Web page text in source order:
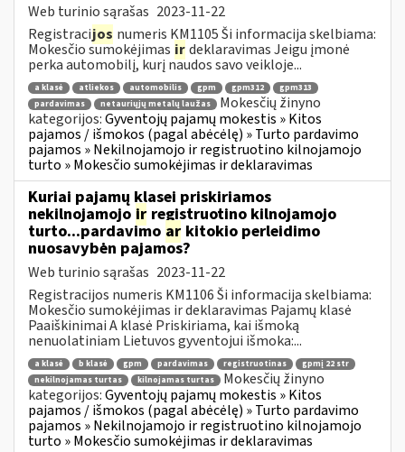
Web turinio sąrašas 2023-11-22
Registracijos numeris KM1105 Ši informacija skelbiama:
Mokesčio sumokėjimas irdeklaravimas Jeigu įmonė
perka automobilį, kurį naudos savo veikloje...
a klasė atliekos automobilis gpm gpm312
gpm313
pardavimas
netauriųjų metalų laužas
Mokesčių žinyno
kategorijos:Gyventojų pajamų mokestis » Kitos
pajamos / išmokos (pagal abėcėlę) » Turto pardavimo
pajamos » Nekilnojamojo ir registruotino kilnojamojo
turto » Mokesčio sumokėjimas ir deklaravimas
Kuriai pajamų klasei priskiriamos
nekilnojamojo ir registruotino kilnojamojo
turto...pardavimo ar kitokio perleidimo
nuosavybėn pajamos?
Web turinio sąrašas 2023-11-22
Registracijos numeris KM1106 Ši informacija skelbiama:
Mokesčio sumokėjimas ir deklaravimas Pajamų klasė
Paaiškinimai A klasė Priskiriama, kai išmoką
nenuolatiniam Lietuvos gyventojui išmoka:...
a klasė b klasė gpm pardavimas registruotinas
gpmį 22 str
nekilnojamas turtas
kilnojamas turtas
Mokesčių žinyno
kategorijos:Gyventojų pajamų mokestis » Kitos
pajamos / išmokos (pagal abėcėlę) » Turto pardavimo
pajamos » Nekilnojamojo ir registruotino kilnojamojo
turto » Mokesčio sumokėjimas ir deklaravimas